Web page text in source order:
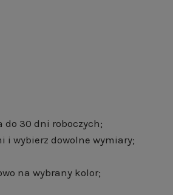
30 dni roboczych;
i wybierz dowolne wymiary;
na wybrany kolor;